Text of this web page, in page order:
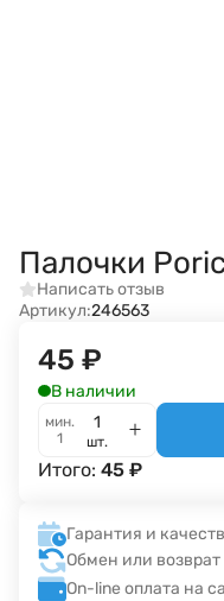
Палочки
Написать отзыв
Артикул:246563
45 ₽
В наличии
мин.
1
шт.
Итого: 45 ₽
Гарантия и
Обмен или возврат
On-line оплата на